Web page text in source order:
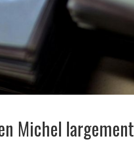
Michel largement